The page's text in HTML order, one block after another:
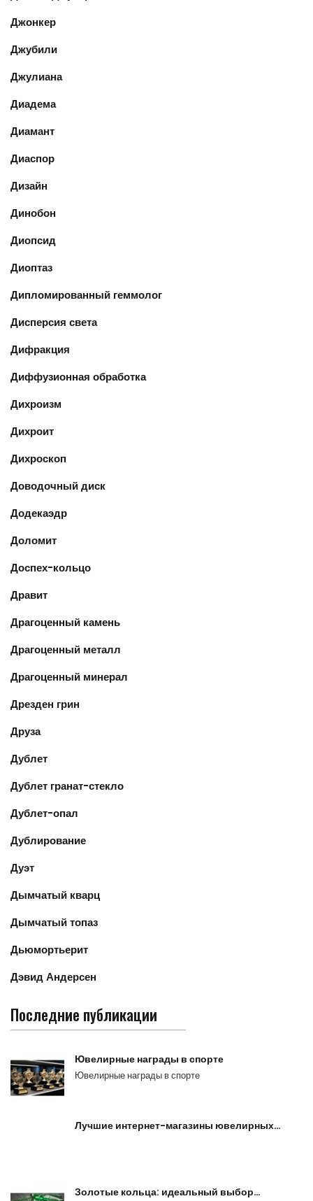
Джонкер
Джубили
Джулиана
Диадема
Диамант
Диаспор
Дизайн
Динобон
Диопсид
Диоптаз
Дипломированный геммолог
Дисперсия света
Дифракция
Диффузионная обработка
Дихроизм
Дихроит
Дихроскоп
Доводочный диск
Додекаэдр
Доломит
Доспех-кольцо
Дравит
Драгоценный камень
Драгоценный металл
Драгоценный минерал
Дрезден грин
Друза
Дублет
Дублет гранат-стекло
Дублет-опал
Дублирование
Дуэт
Дымчатый кварц
Дымчатый топаз
Дьюмортьерит
Дэвид Андерсен
Последние публикации
Ювелирные награды в спорте
Ювелирные награды в спорте
Лучшие интернет-магазины ювелирных…
Золотые кольца: идеальный выбор…